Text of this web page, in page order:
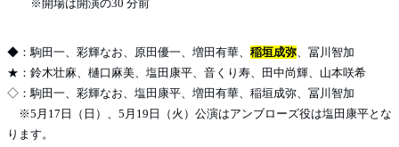
※開場は開演の30 分前
◆：駒田一、彩輝なお、原田優一、増田有華、 稲垣成弥、冨川智加
★：鈴木壮麻、樋口麻美、塩田康平、音くり寿、田中尚輝、山本咲希
◇：駒田一、彩輝なお、塩田康平、増田有華、稲垣成弥、冨川智加
※5月17日（日）、5月19日（火）公演はアンブローズ役は塩田康平とな
ります。